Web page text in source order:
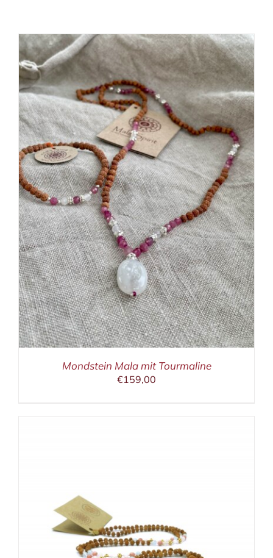
Mondstein Mala mit Tourmaline
€159,00